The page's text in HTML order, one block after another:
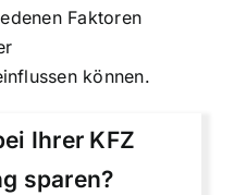
Faktoren
können.
Ihrer KFZ
sparen?